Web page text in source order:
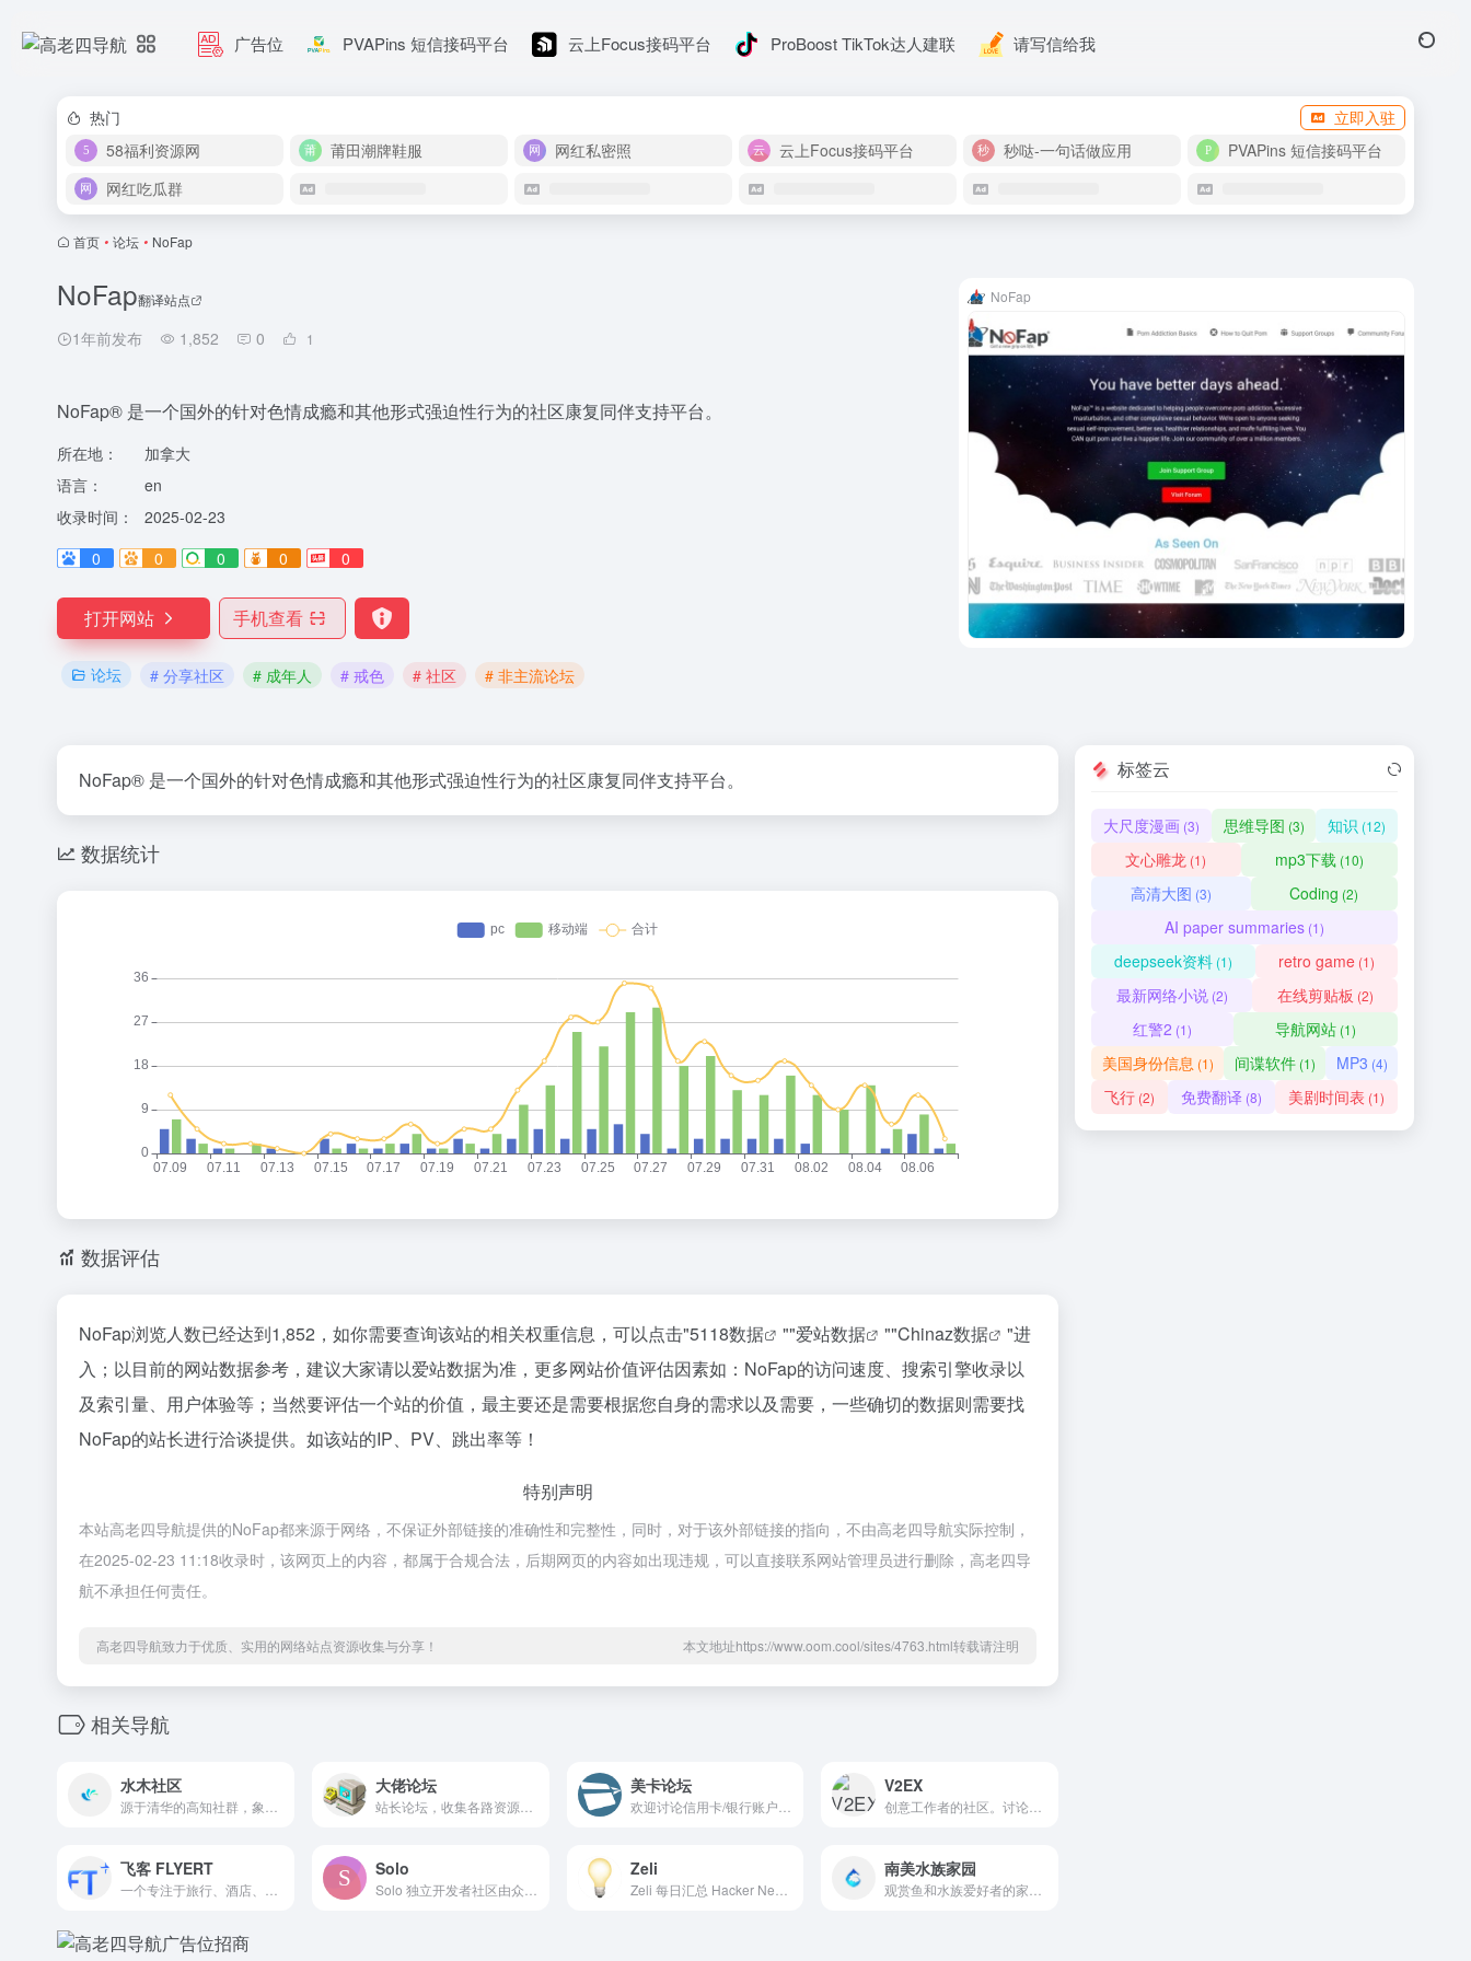
广告位 PVAPins 短信接码平台 云上Focus接码平台 ProBoost TikTok达人建联 请写信给我
热门
立即入驻
58福利资源网
莆田潮牌鞋服 网红私密照 云上Focus接码平台 秒哒-一句话做应用
PVAPins 短信接码平台
网红吃瓜群
首页 • 论坛 • NoFap
NoFap翻译站点
1年前发布 1,852 0 1
NoFap® 是一个国外的针对色情成瘾和其他形式强迫性行为的社区康复同伴支持平台。
所在地：
加拿大
语言：
en
收录时间：
2025-02-23
0
0 0 0 0
打开网站 手机查看
论坛 # 分享社区 # 成年人 # 戒色 # 社区 # 非主流论坛
NoFap
NoFap® 是一个国外的针对色情成瘾和其他形式强迫性行为的社区康复同伴支持平台。
数据统计
数据评估
NoFap浏览人数已经达到1,852，如你需要查询该站的相关权重信息，可以点击"5118数据 ""爱站数据 ""Chinaz数据
"进
入；以目前的网站数据参考，建议大家请以爱站数据为准，更多网站价值评估因素如：NoFap的访问速度、搜索引擎收录以
及索引量、用户体验等；当然要评估一个站的价值，最主要还是需要根据您自身的需求以及需要，一些确切的数据则需要找
NoFap的站长进行洽谈提供。如该站的IP、PV、跳出率等！
特别声明
本站高老四导航提供的NoFap都来源于网络，不保证外部链接的准确性和完整性，同时，对于该外部链接的指向，不由高老四导航实际控制，
在2025-02-23 11:18收录时，该网页上的内容，都属于合规合法，后期网页的内容如出现违规，可以直接联系网站管理员进行删除，高老四导
航不承担任何责任。
高老四导航致力于优质、实用的网络站点资源收集与分享！ 本文地址https://www.oom.cool/sites/4763.html转载请注明
相关导航
水木社区 大佬论坛 美卡论坛 V2EX
飞客 FLYERT Solo Zeli 南美水族家园
标签云
大尺度漫画(3) 思维导图 (3) 知识 (12)
文心雕龙 (1) mp3下载 (10)
高清大图 (3) Coding (2)
AI paper summaries (1)
deepseek资料 (1) retro game (1)
最新网络小说(2) 在线剪贴板 (2)
红警2 (1) 导航网站 (1)
美国身份信息 (1) 间谍软件(1) MP3 (4)
飞行 (2) 免费翻译 (8) 美剧时间表 (1)